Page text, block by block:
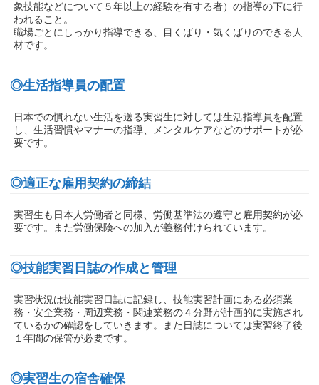
象技能などについて５年以上の経験を有する者）の指導の下に行
われること。
職場ごとにしっかり指導できる、目くばり・気くばりのできる人
材です。
◎生活指導員の配置
日本での慣れない生活を送る実習生に対しては生活指導員を配置
し、生活習慣やマナーの指導、メンタルケアなどのサポートが必
要です。
◎適正な雇用契約の締結
実習生も日本人労働者と同様、労働基準法の遵守と雇用契約が必
要です。また労働保険への加入が義務付けられています。
◎技能実習日誌の作成と管理
実習状況は技能実習日誌に記録し、技能実習計画にある必須業
務・安全業務・周辺業務・関連業務の４分野が計画的に実施され
ているかの確認をしていきます。また日誌については実習終了後
１年間の保管が必要です。
◎実習生の宿舎確保